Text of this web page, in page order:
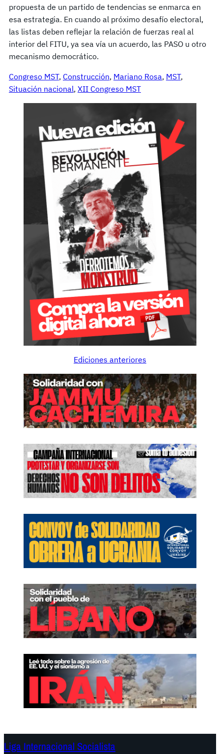
propuesta de un partido de tendencias se enmarca en
esa estrategia. En cuando al próximo desafío electoral,
las listas deben reflejar la relación de fuerzas real al
interior del FITU, ya sea vía un acuerdo, las PASO u otro
mecanismo democrático.
Congreso MST, Construcción, Mariano Rosa, MST
Situación nacional, XII Congreso MST
Ediciones anteriores
Liga Internacional Socialista